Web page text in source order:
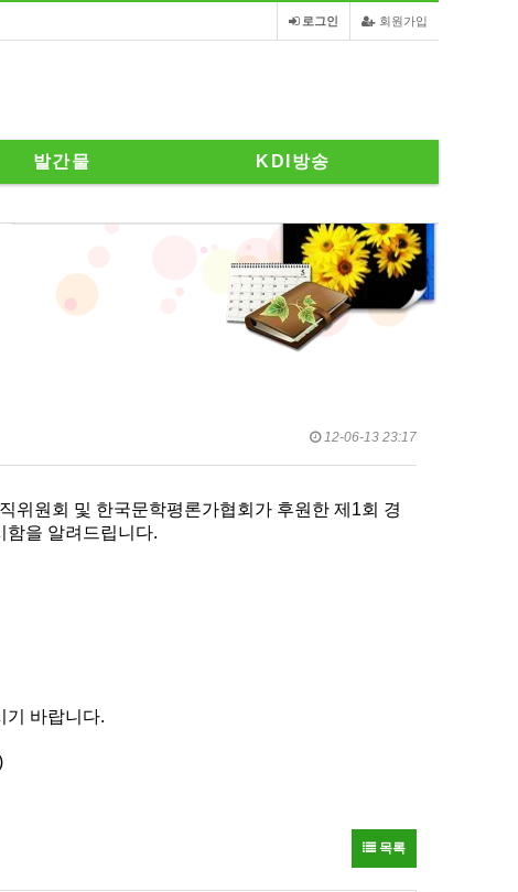
회원가입
로그인
발간물 KDI방송
12-06-13 23:17
위원회 및 한국문학평론가협회가 후원한 제1회 경
함을 알려드립니다.
기 바랍니다.
목록